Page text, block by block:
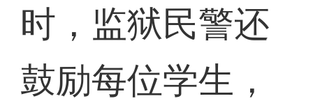
时，监狱民警还
鼓励每位学生，